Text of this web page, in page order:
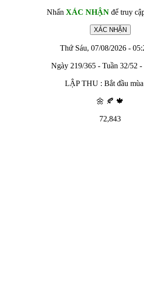
Nhấn XÁC NHẬNđể truy
Thứ Sáu, 07/08/2026 -
Ngày 219/365 - Tuần 32/52
LẬP THU : Bắt đầu
🌼 🍂 🍁
72,843